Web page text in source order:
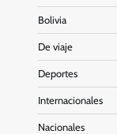
Bolivia
De viaje
Deportes
Internacionales
Nacionales